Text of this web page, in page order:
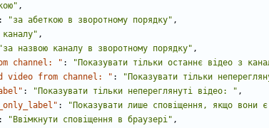
,
: "за абеткою в зворотному порядку" ,
,
"за назвою каналу в зворотному порядку" ,
channel: " : "Показувати тільки останнє відео з
video from channel: " : "Показувати тільки
: "Показувати тільки непереглянуті відео: " ,
: "Показувати лише сповіщення, якщо вони
: "Ввімкнути сповіщення в браузері" ,